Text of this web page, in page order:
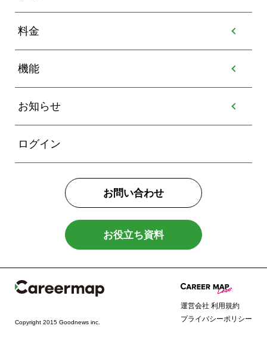
料金
機能
お知らせ
ログイン
お問い合わせ
お役立ち資料
Copyright 2015 Goodnews inc.
運営会社 利用規約
プライバシーポリシー